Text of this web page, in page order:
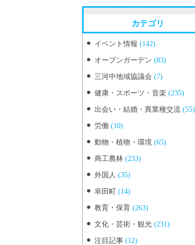
カテゴリ
イベント情報 (142)
オープンガーデン (83)
三河中地域協議会 (7)
健康・スポーツ・音楽 (235)
出会い・結婚・異業種交流 (55)
労働 (10)
動物・植物・環境 (65)
商工農林 (233)
外国人 (35)
幸田町 (14)
教育・保育 (263)
文化・芸術・観光 (231)
注目記事 (12)